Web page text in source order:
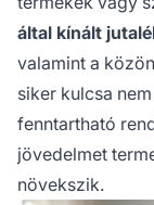
által kínált
valamint a
siker kulcsa
fenntartható
jövedelmet
növekszik.